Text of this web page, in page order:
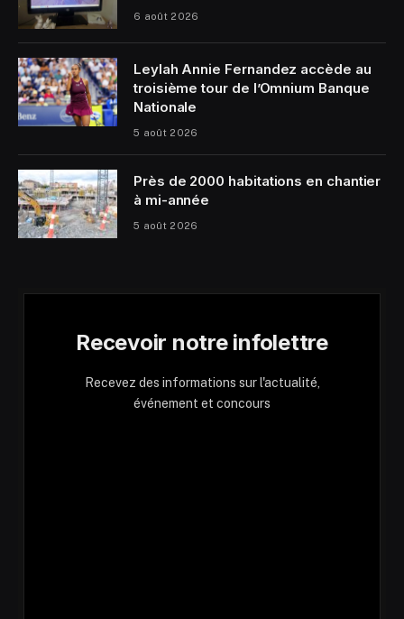
6 août 2026
Leylah Annie Fernandez accède au
troisième tour de l’Omnium Banque
Nationale
5 août 2026
Près de 2000 habitations en chantier
à mi-année
5 août 2026
Recevoir notre infolettre
Recevez des informations sur l'actualité,
événement et concours